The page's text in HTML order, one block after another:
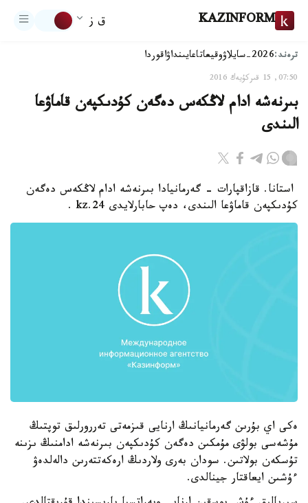
KAZINFORM ق ز
ترەند:2026-سايلاۋ وقيعاتاعايىنداۋاقوردا
07:50, 15 قىركۇيەك 2016
بىرنەشە ادام لاڭكەس دەگەن كۇدىكپەن قاماۋعا
الىندى
استانا. قازاقپارات - گەرمانيادا بىرنەشە ادام لاڭكەس دەگەن
كۇدىكپەن قاماۋعا الىندى، دەپ حابارلايدى 24.kz .
ەكى اي بۇرىن گەرمانيانىڭ ارنايى قىزمەتى تەررورلىق توپتىڭ
مۇشەسى بولۋى مۇمكىن دەگەن كۇدىكپەن بىرنەشە ادامنىڭ ىزىنە
تۇسكەن بولاتىن. سودان بەرى ولاردىڭ ارەكەتتەرىن دالەلدەۋ
ءۇشىن ايعاقتار جينالدى.